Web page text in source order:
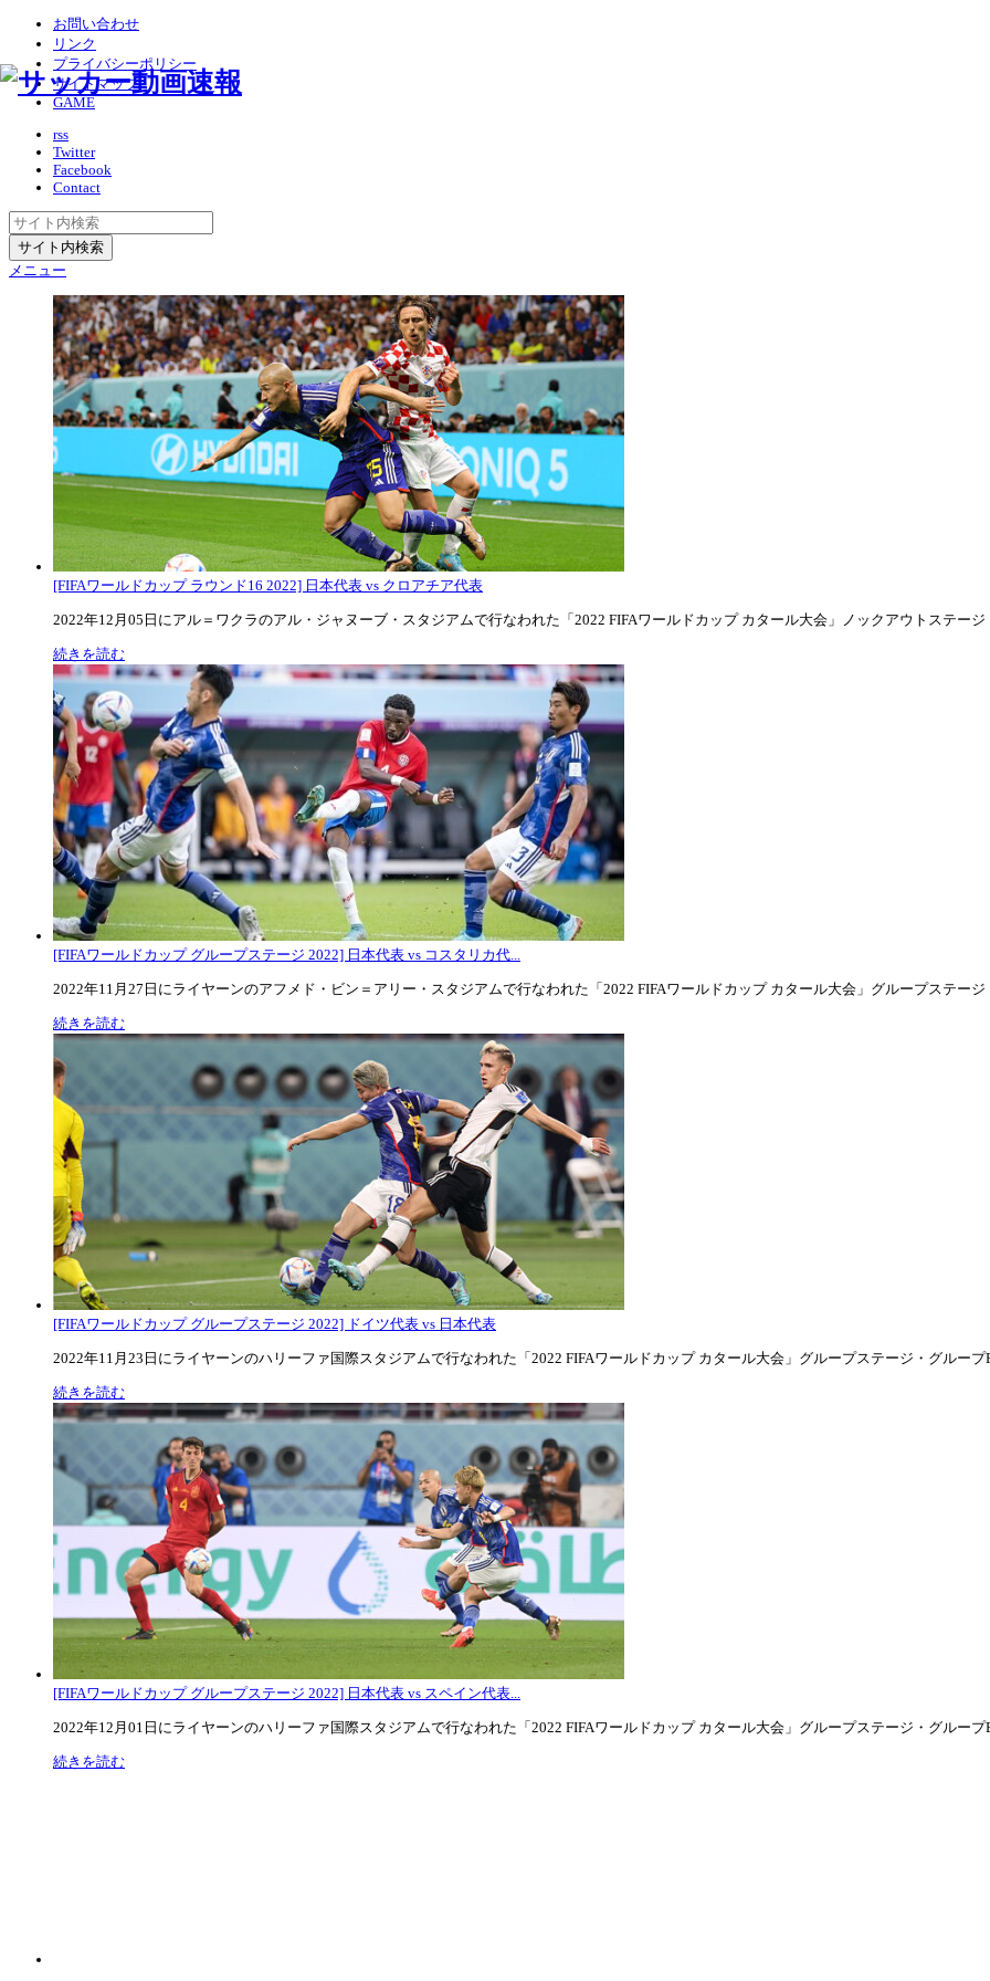
お問い合わせ
リンク
プライバシーポリシー
サイトマップ
GAME
rss
Twitter
Facebook
Contact
メニュー
[FIFAワールドカップ ラウンド16 2022] 日本代表 vs クロアチア代表
2022年12月05日にアル＝ワクラのアル・ジャヌーブ・スタジアムで行なわれた「2022 FIFAワールドカップ カタール大会」ノックアウトステージ
続きを読む
[FIFAワールドカップ グループステージ 2022] 日本代表 vs コスタリカ代...
2022年11月27日にライヤーンのアフメド・ビン＝アリー・スタジアムで行なわれた「2022 FIFAワールドカップ カタール大会」グループステージ
続きを読む
[FIFAワールドカップ グループステージ 2022] ドイツ代表 vs 日本代表
2022年11月23日にライヤーンのハリーファ国際スタジアムで行なわれた「2022 FIFAワールドカップ カタール大会」グループステージ・グループ
続きを読む
[FIFAワールドカップ グループステージ 2022] 日本代表 vs スペイン代表...
2022年12月01日にライヤーンのハリーファ国際スタジアムで行なわれた「2022 FIFAワールドカップ カタール大会」グループステージ・グループ
続きを読む